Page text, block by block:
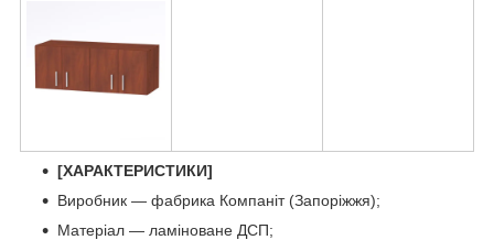
[ХАРАКТЕРИСТИКИ]
Виробник — фабрика Компаніт (Запоріжжя);
Матеріал — ламіноване ДСП;